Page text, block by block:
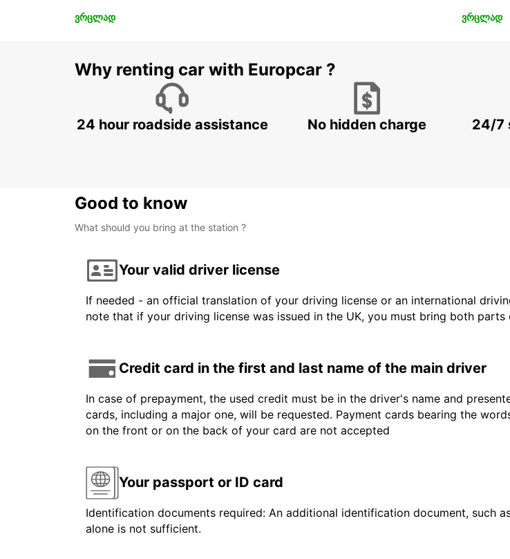
ვრცლად ვრცლად
Why renting car with Europcar ?
24 hour roadside assistance No hidden charge
24/7
Good to know
What should you bring at the station ?
Your valid driver license
If needed - an official translation of your driving license or an international
note that if your driving license was issued in the UK, you must bring both parts
Credit card in the first and last name of the main driver
In case of prepayment, the used credit must be in the driver's name and
cards, including a major one, will be requested. Payment cards bearing the
on the front or on the back of your card are not accepted
Your passport or ID card
Identification documents required: An additional identification document, such
alone is not sufficient.